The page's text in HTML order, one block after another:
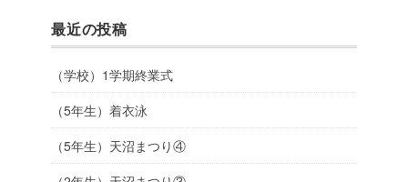
最近の投稿
（学校）1学期終業式
（5年生）着衣泳
（5年生）天沼まつり④